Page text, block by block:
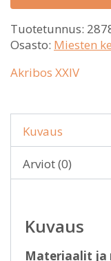
Tuotetunnus:
Osasto: Miesten
Akribos XXIV
Kuvaus
Arviot (0)
Kuvaus
Materiaalit ja